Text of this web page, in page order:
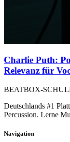
Charlie Puth:
Relevanz für
BEATBOX-
Deutschlands #1
Percussion. Lerne
Navigation